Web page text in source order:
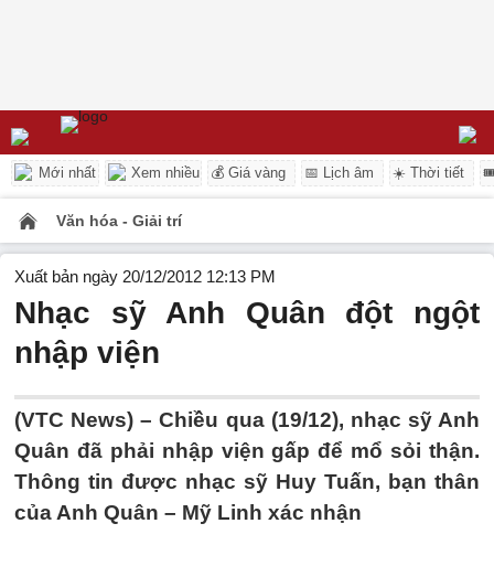
Mới nhất Xem nhiều 💰 Giá vàng 📅 Lịch âm ☀️ Thời tiết
Văn hóa - Giải trí
Xuất bản ngày 20/12/2012 12:13 PM
Nhạc sỹ Anh Quân đột ngột
nhập viện
(VTC News) – Chiều qua (19/12), nhạc sỹ Anh
Quân đã phải nhập viện gấp để mổ sỏi thận.
Thông tin được nhạc sỹ Huy Tuấn, bạn thân
của Anh Quân – Mỹ Linh xác nhận